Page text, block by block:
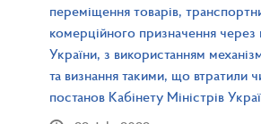
переміщення товарів,
комерційного призначення
України, з використанням
та визнання такими, що втратили
постанов Кабінету Міністрів